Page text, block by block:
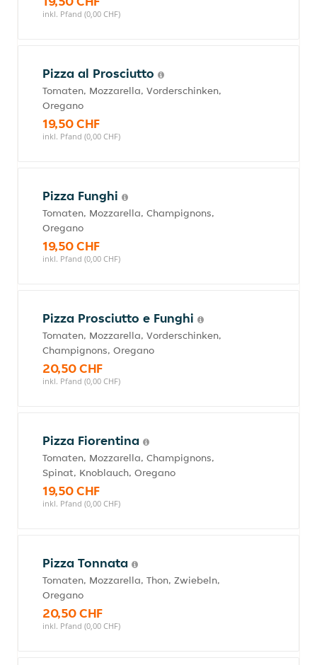
inkl. Pfand (0,00 CHF)
Pizza al Prosciutto
Tomaten, Mozzarella, Vorderschinken,
Oregano
19,50 CHF
inkl. Pfand (0,00 CHF)
Pizza Funghi
Tomaten, Mozzarella, Champignons,
Oregano
19,50 CHF
inkl. Pfand (0,00 CHF)
Pizza Prosciutto e Funghi
Tomaten, Mozzarella, Vorderschinken,
Champignons, Oregano
20,50 CHF
inkl. Pfand (0,00 CHF)
Pizza Fiorentina
Tomaten, Mozzarella, Champignons,
Spinat, Knoblauch, Oregano
19,50 CHF
inkl. Pfand (0,00 CHF)
Pizza Tonnata
Tomaten, Mozzarella, Thon, Zwiebeln,
Oregano
20,50 CHF
inkl. Pfand (0,00 CHF)